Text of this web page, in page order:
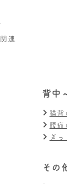
連
背中
猫背
腰痛
ぎ
その